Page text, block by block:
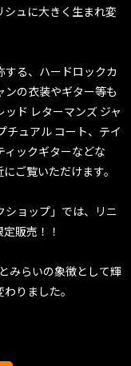
ュに大きく生まれ変
る、ハードロックカ
の衣装やギター等も
ド レターマンズ ジャ
チュアル コート、テイ
ィックギターなどな
ご覧いただけます。
ショップ」では、リニ
販売！！
みらいの象徴として輝
りました。